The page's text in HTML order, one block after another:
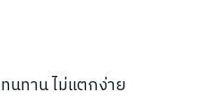
นทาน ไม่แตกง่าย